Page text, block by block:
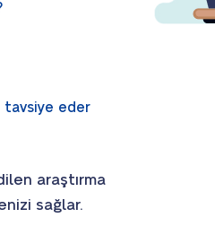
tavsiye eder
araştırma
sağlar.